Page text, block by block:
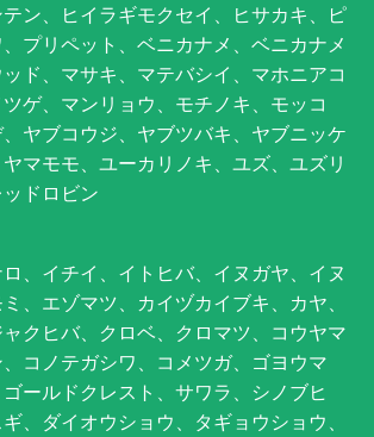
ン、ヒイラギモクセイ、ヒサカキ、ピ
プリペット、ベニカナメ、ベニカナメ
ド、マサキ、マテバシイ、マホニアコ
ゲ、マンリョウ、モチノキ、モッコ
ヤブコウジ、ヤブツバキ、ヤブニッケ
マモモ、ユーカリノキ、ユズ、ユズリ
ドロビン
、イチイ、イトヒバ、イヌガヤ、イヌ
、エゾマツ、カイヅカイブキ、カヤ、
クヒバ、クロベ、クロマツ、コウヤマ
コノテガシワ、コメツガ、ゴヨウマ
ールドクレスト、サワラ、シノブヒ
、ダイオウショウ、タギョウショウ、